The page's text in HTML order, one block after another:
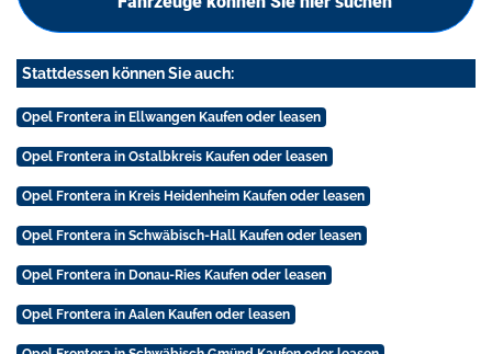
Stattdessen können Sie auch:
Opel Frontera in Ellwangen Kaufen oder leasen
Opel Frontera in Ostalbkreis Kaufen oder leasen
Opel Frontera in Kreis Heidenheim Kaufen oder leasen
Opel Frontera in Schwäbisch-Hall Kaufen oder leasen
Opel Frontera in Donau-Ries Kaufen oder leasen
Opel Frontera in Aalen Kaufen oder leasen